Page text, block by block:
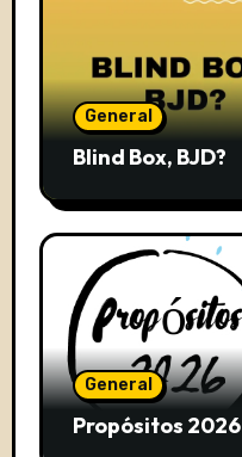
General
Blind Box, BJD?
General
Propósitos 2026